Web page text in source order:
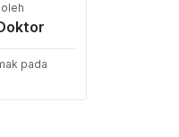
pada